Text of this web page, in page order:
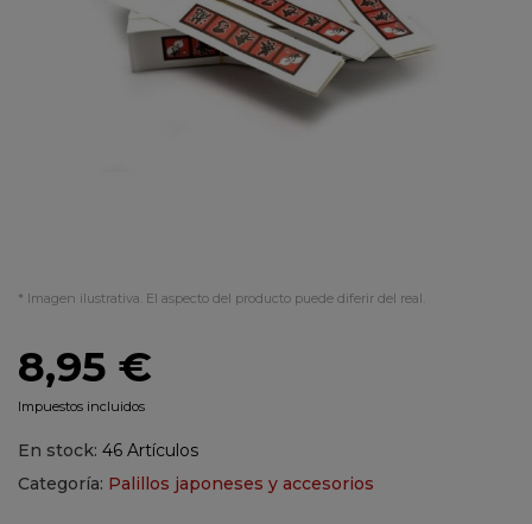
* Imagen ilustrativa. El aspecto del producto puede diferir del real.
8,95 €
Impuestos incluidos
En stock: 46 Artículos
Categoría: Palillos japoneses y accesorios